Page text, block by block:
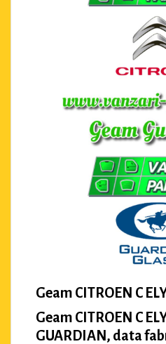
Geam CITROEN C
Geam CITROEN C
GUARDIAN, data